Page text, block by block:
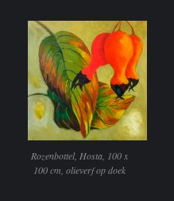
Rozenbottel, Hosta, 100 x
100 cm, olieverf op doek